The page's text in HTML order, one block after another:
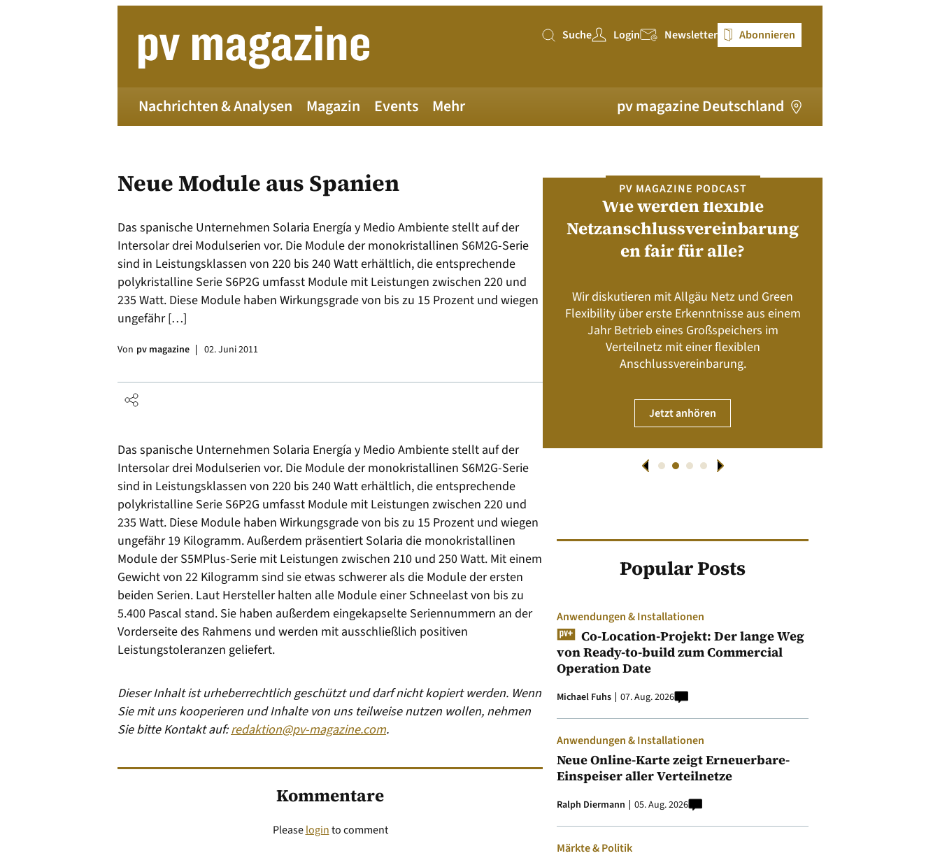
Suche
Suche Login Newsletter Abonnieren
Nachrichten & Analysen Magazin Events Mehr pv magazine Deutschland
Neue Module aus Spanien
Das spanische Unternehmen Solaria Energía y Medio Ambiente stellt auf der
Intersolar drei Modulserien vor. Die Module der monokristallinen S6M2G-Serie
sind in Leistungsklassen von 220 bis 240 Watt erhältlich, die entsprechende
polykristalline Serie S6P2G umfasst Module mit Leistungen zwischen 220 und
235 Watt. Diese Module haben Wirkungsgrade von bis zu 15 Prozent und wiegen
ungefähr […]
Von pv magazine 02. Juni 2011
Das spanische Unternehmen Solaria Energía y Medio Ambiente stellt auf der
Intersolar drei Modulserien vor. Die Module der monokristallinen S6M2G-Serie
sind in Leistungsklassen von 220 bis 240 Watt erhältlich, die entsprechende
polykristalline Serie S6P2G umfasst Module mit Leistungen zwischen 220 und
235 Watt. Diese Module haben Wirkungsgrade von bis zu 15 Prozent und wiegen
ungefähr 19 Kilogramm. Außerdem präsentiert Solaria die monokristallinen
Module der S5MPlus-Serie mit Leistungen zwischen 210 und 250 Watt. Mit einem
Gewicht von 22 Kilogramm sind sie etwas schwerer als die Module der ersten
beiden Serien. Laut Hersteller halten alle Module einer Schneelast von bis zu
5.400 Pascal stand. Sie haben außerdem eingekapselte Seriennummern an der
Vorderseite des Rahmens und werden mit ausschließlich positiven
Leistungstoleranzen geliefert.
Dieser Inhalt ist urheberrechtlich geschützt und darf nicht kopiert werden. Wenn
Sie mit uns kooperieren und Inhalte von uns teilweise nutzen wollen, nehmen
Sie bitte Kontakt auf:redaktion@pv-magazine.com.
Kommentare
Pleaseloginto comment
PV MAGAZINE DEUTSCHLAND
Die neue pv magazine Deutschland Ausgabe
ist jetzt verfügbar!
Alles neu? Rahmenbedingungen, Produkte,
Jetzt kaufen
PV MAGAZINE PODCAST
Wie werden flexible
Netzanschlussvereinbarung
en fair für alle?
Wir diskutieren mit Allgäu Netz und Green
Flexibility über erste Erkenntnisse aus einem
Jahr Betrieb eines Großspeichers im
Verteilnetz mit einer flexiblen
Anschlussvereinbarung.
Jetzt anhören
Popular Posts
Anwendungen & Installationen
Co-Location-Projekt: Der lange Weg
von Ready-to-build zum Commercial
Operation Date
Michael Fuhs 07. Aug. 2026
Anwendungen & Installationen
Neue Online-Karte zeigt Erneuerbare-
Einspeiser aller Verteilnetze
Ralph Diermann 05. Aug. 2026
Märkte & Politik